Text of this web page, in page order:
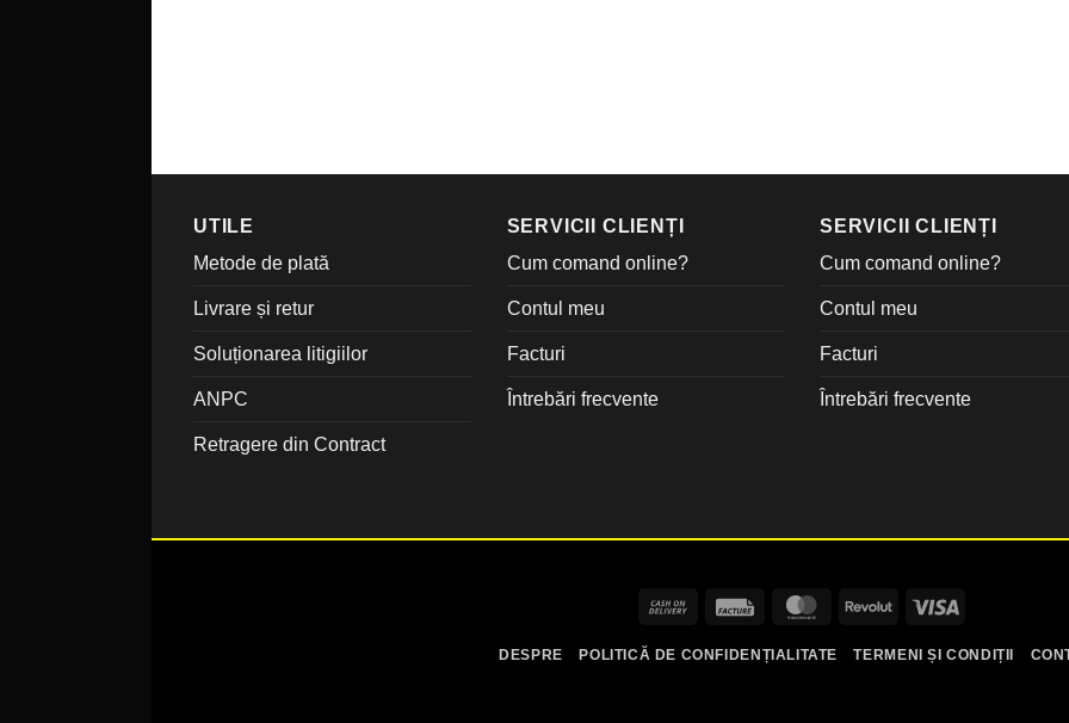
UTILE
Metode de plată
Livrare și retur
Soluționarea litigiilor
ANPC
Retragere din Contract
SERVICII CLIENȚI
Cum comand online?
Contul meu
Facturi
Întrebări frecvente
SERVICII CLIENȚI
Cum comand online?
Contul meu
Facturi
Întrebări frecvente
Cash
Delivery
Facture MasterCardRevolut
DESPRE POLITICĂ DE CONFIDENȚIALITATE TERMENI ȘI CONDIȚII